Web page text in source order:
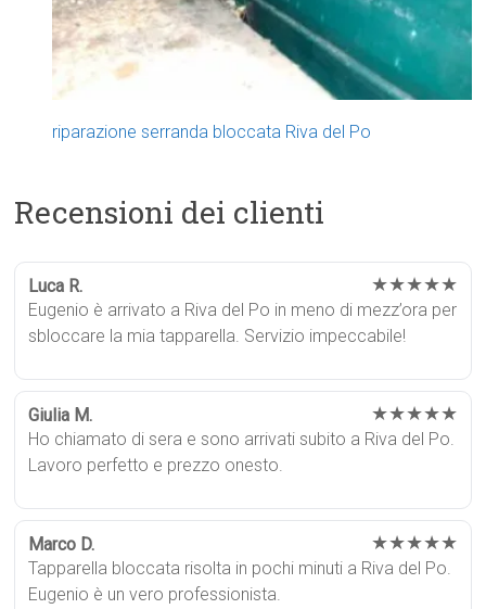
riparazione serranda bloccata Riva del Po
Recensioni dei clienti
Luca R. ★★★★★
Eugenio è arrivato a Riva del Po in meno di mezz’ora per
sbloccare la mia tapparella. Servizio impeccabile!
Giulia M. ★★★★★
Ho chiamato di sera e sono arrivati subito a Riva del Po.
Lavoro perfetto e prezzo onesto.
Marco D. ★★★★★
Tapparella bloccata risolta in pochi minuti a Riva del Po.
Eugenio è un vero professionista.